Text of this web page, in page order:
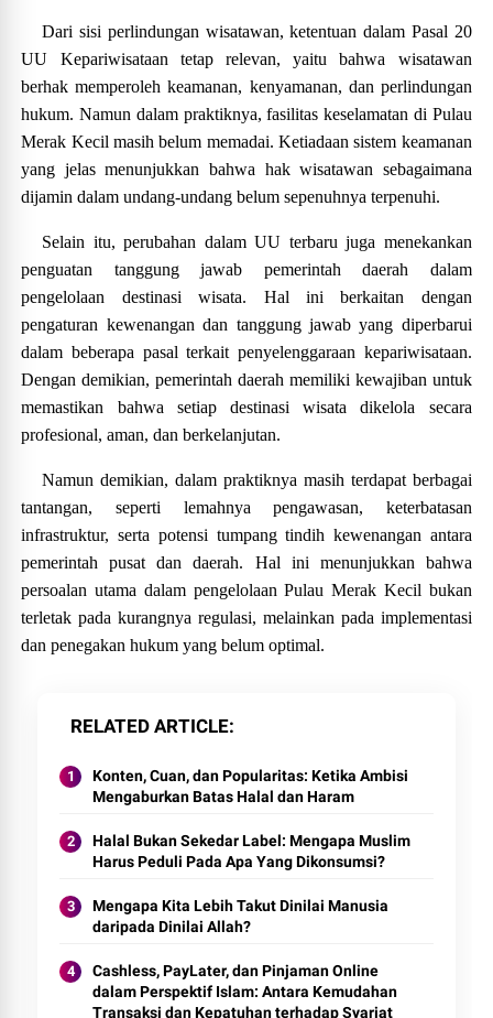
Dari sisi perlindungan wisatawan, ketentuan dalam Pasal 20
UU Kepariwisataan tetap relevan, yaitu bahwa wisatawan
berhak memperoleh keamanan, kenyamanan, dan perlindungan
hukum. Namun dalam praktiknya, fasilitas keselamatan di Pulau
Merak Kecil masih belum memadai. Ketiadaan sistem keamanan
yang jelas menunjukkan bahwa hak wisatawan sebagaimana
dijamin dalam undang-undang belum sepenuhnya terpenuhi.
Selain itu, perubahan dalam UU terbaru juga menekankan
penguatan tanggung jawab pemerintah daerah dalam
pengelolaan destinasi wisata. Hal ini berkaitan dengan
pengaturan kewenangan dan tanggung jawab yang diperbarui
dalam beberapa pasal terkait penyelenggaraan kepariwisataan.
Dengan demikian, pemerintah daerah memiliki kewajiban untuk
memastikan bahwa setiap destinasi wisata dikelola secara
profesional, aman, dan berkelanjutan.
Namun demikian, dalam praktiknya masih terdapat berbagai
tantangan, seperti lemahnya pengawasan, keterbatasan
infrastruktur, serta potensi tumpang tindih kewenangan antara
pemerintah pusat dan daerah. Hal ini menunjukkan bahwa
persoalan utama dalam pengelolaan Pulau Merak Kecil bukan
terletak pada kurangnya regulasi, melainkan pada implementasi
dan penegakan hukum yang belum optimal.
RELATED ARTICLE
Konten, Cuan, dan Popularitas: Ketika Ambisi
Mengaburkan Batas Halal dan Haram
Halal Bukan Sekedar Label: Mengapa Muslim
Harus Peduli Pada Apa Yang Dikonsumsi?
Mengapa Kita Lebih Takut Dinilai Manusia
daripada Dinilai Allah?
Cashless, PayLater, dan Pinjaman Online
dalam Perspektif Islam: Antara Kemudahan
Transaksi dan Kepatuhan terhadap Syariat